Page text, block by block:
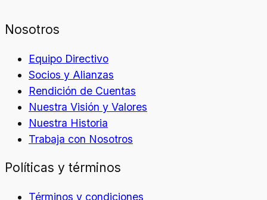
Nosotros
Equipo Directivo
Socios y Alianzas
Rendición de Cuentas
Nuestra Visión y Valores
Nuestra Historia
Trabaja con Nosotros
Políticas y términos
Términos y condiciones